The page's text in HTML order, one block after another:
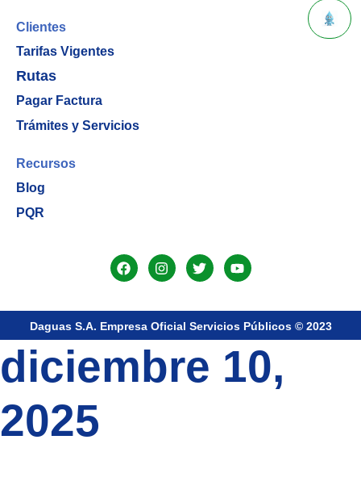
Clientes
Tarifas Vigentes
Rutas
Pagar Factura
Trámites y Servicios
Recursos
Blog
PQR
Daguas S.A. Empresa Oficial Servicios Públicos © 2023
diciembre 10,
2025